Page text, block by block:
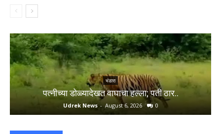
भंडारा
पत्नीच्या डोळ्यादेखत वाघाचा हल्ला; पती ठार..
Udrek News - August 6, 2026 0